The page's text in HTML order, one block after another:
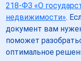
218-ФЗ «О
недвижимости».
документ вам
поможет
оптимальное